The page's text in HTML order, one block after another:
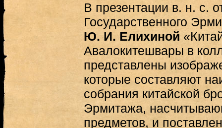
В презентации в. н. с.
Государственного
Ю. И. Елихиной
Авалокитешвары в
представлены
которые составляют
собрания китайской
Эрмитажа,
предметов, и